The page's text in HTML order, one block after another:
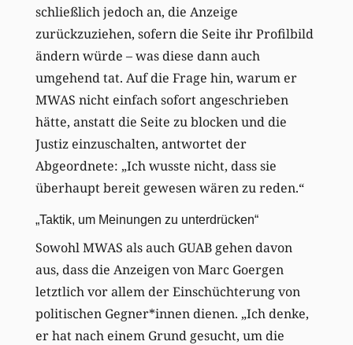
schließlich jedoch an, die Anzeige
zurückzuziehen, sofern die Seite ihr Profilbild
ändern würde – was diese dann auch
umgehend tat. Auf die Frage hin, warum er
MWAS nicht einfach sofort angeschrieben
hätte, anstatt die Seite zu blocken und die
Justiz einzuschalten, antwortet der
Abgeordnete: „Ich wusste nicht, dass sie
überhaupt bereit gewesen wären zu reden.“
„Taktik, um Meinungen zu unterdrücken“
Sowohl MWAS als auch GUAB gehen davon
aus, dass die Anzeigen von Marc Goergen
letztlich vor allem der Einschüchterung von
politischen Gegner*innen dienen. „Ich denke,
er hat nach einem Grund gesucht, um die